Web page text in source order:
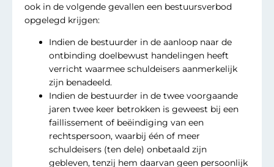
ook in de volgende gevallen een bestuursverbod
opgelegd krijgen:
Indien de bestuurder in de aanloop naar de
ontbinding doelbewust handelingen heeft
verricht waarmee schuldeisers aanmerkelijk
zijn benadeeld.
Indien de bestuurder in de twee voorgaande
jaren twee keer betrokken is geweest bij een
faillissement of beëindiging van een
rechtspersoon, waarbij één of meer
schuldeisers (ten dele) onbetaald zijn
gebleven, tenzij hem daarvan geen persoonlijk